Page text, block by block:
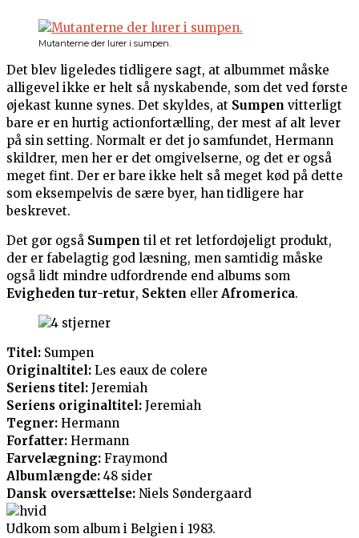
Mutanterne der lurer i sumpen.
Det blev ligeledes tidligere sagt, at albummet måske
alligevel ikke er helt så nyskabende, som det ved første
øjekast kunne synes. Det skyldes, at Sumpen vitterligt
bare er en hurtig actionfortælling, der mest af alt lever
på sin setting. Normalt er det jo samfundet, Hermann
skildrer, men her er det omgivelserne, og det er også
meget fint. Der er bare ikke helt så meget kød på dette
som eksempelvis de sære byer, han tidligere har
beskrevet.
Det gør også Sumpen til et ret letfordøjeligt produkt,
der er fabelagtig god læsning, men samtidig måske
også lidt mindre udfordrende end albums som
Evigheden tur-retur, Sekten eller Afromerica.
Titel: Sumpen
Originaltitel: Les eaux de colere
Seriens titel: Jeremiah
Seriens originaltitel: Jeremiah
Tegner: Hermann
Forfatter: Hermann
Farvelægning: Fraymond
Albumlængde: 48 sider
Dansk oversættelse: Niels Søndergaard
Udkom som album i Belgien i 1983.